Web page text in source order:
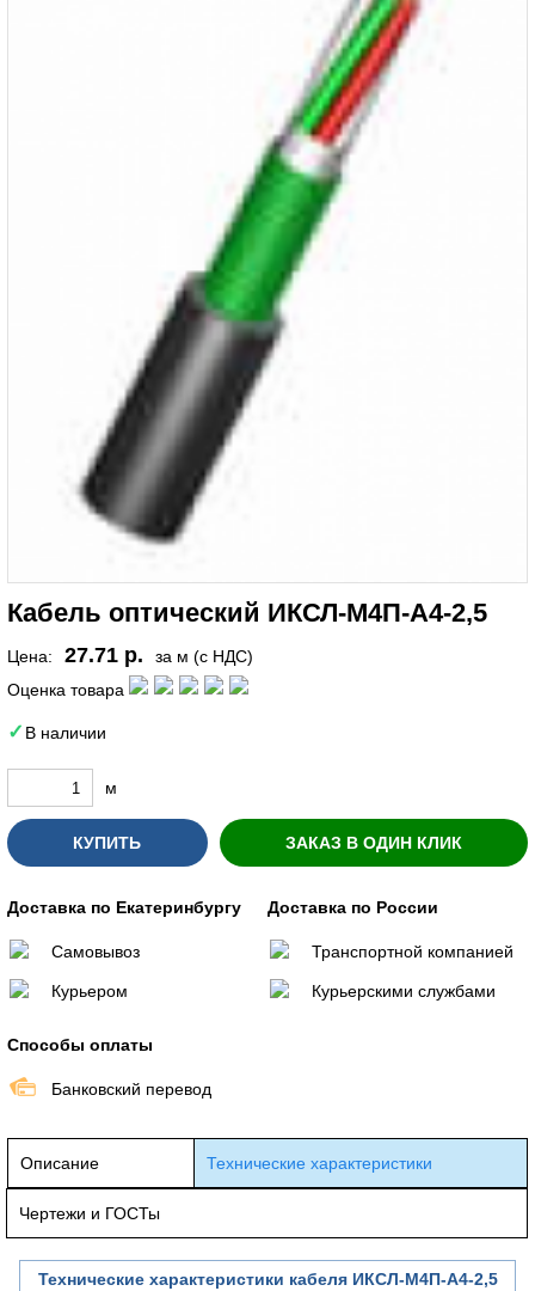
Кабель оптический ИКСЛ-М4П-А4-2,5
Цена: 27.71 р.
за м (с НДС)
Оценка товара
В наличии
м
КУПИТЬ ЗАКАЗ В ОДИН КЛИК
Доставка по Екатеринбургу
Самовывоз
Курьером
Доставка по России
Транспортной компанией
Курьерскими службами
Способы оплаты
Банковский перевод
Описание Технические характеристики
Чертежи и ГОСТы
Технические характеристики кабеля ИКСЛ-М4П-А4-2,5